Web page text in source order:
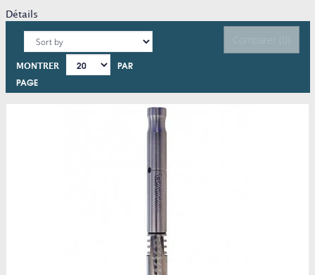
Détails
MONTRER
PAR
PAGE